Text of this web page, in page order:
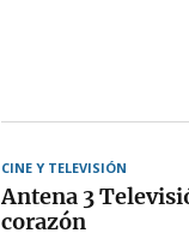
CINE Y TELEVISIÓN
Antena 3
corazón